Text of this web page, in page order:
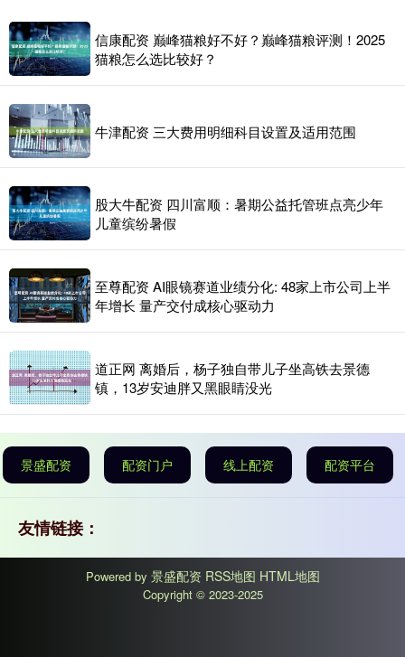
信康配资 巅峰猫粮好不好？巅峰猫粮评测！2025
猫粮怎么选比较好？
牛津配资 三大费用明细科目设置及适用范围
股大牛配资 四川富顺：暑期公益托管班点亮少年
儿童缤纷暑假
至尊配资 AI眼镜赛道业绩分化: 48家上市公司上半
年增长 量产交付成核心驱动力
道正网 离婚后，杨子独自带儿子坐高铁去景德
镇，13岁安迪胖又黑眼睛没光
景盛配资 配资门户 线上配资 配资平台
友情链接：
Powered by 景盛配资 RSS地图 HTML地图
Copyright © 2023-2025